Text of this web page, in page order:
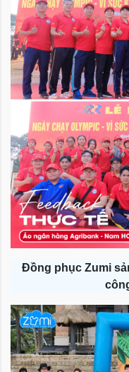
Đồng phục Zumi